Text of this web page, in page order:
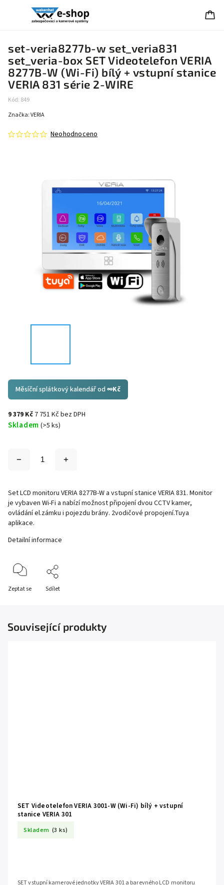
set-veria8277b-w set_veria831
set_veria-box SET Videotelefon VERIA
8277B-W (Wi-Fi) bílý + vstupní stanice
VERIA 831 série 2-WIRE
Kód: 849
Neohodnoceno
Značka:VERIA
Měsíční splátkový kalendář od ∞Kč
9 379 Kč 7 751 Kč bez DPH
Skladem (>5 ks)
Set LCD monitoru VERIA 8277B-W a vstupní stanice VERIA 831. Monitor
je vybaven Wi-Fi a nabízí možnost připojení dvou CCTV kamer,
ovládání el.zámku i pojezdu brány. 2vodičové propojení.Tuya
aplikace.
Detailní informace
Zeptat se Sdílet
Související produkty
SET Videotelefon VERIA 3001-W (Wi-Fi) bílý + vstupní
stanice VERIA 301
Skladem (3 ks)
SET vstupní kamerové jednotky VERIA 301 a barevného LCD monitoru